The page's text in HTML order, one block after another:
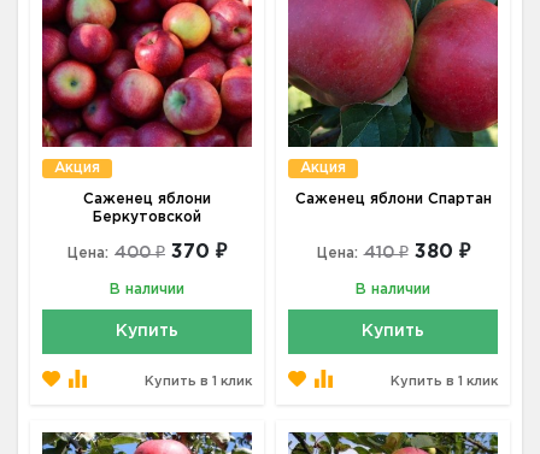
Акция
Саженец яблони
Беркутовской
Цена: 400 ₽ 370 ₽
В наличии
Купить
Купить в 1 клик
Акция
Саженец яблони Спартан
Цена: 410 ₽ 380 ₽
В наличии
Купить
Купить в 1 клик